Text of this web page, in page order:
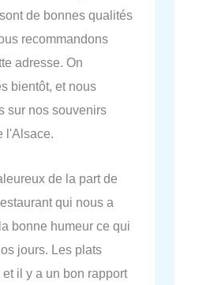
de bonnes qualités
recommandons
adresse. On
bientôt, et nous
sur nos souvenirs
l'Alsace.
de la part de
qui nous a
bonne humeur ce qui
jours. Les plats
il y a un bon rapport